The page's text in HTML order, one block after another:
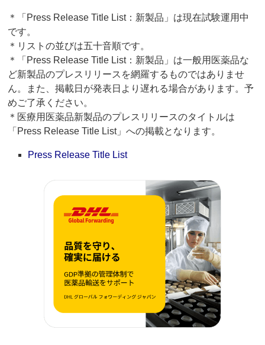
＊「Press Release Title List：新製品」は現在試験運用中
です。
＊リストの並びは五十音順です。
＊「Press Release Title List：新製品」は一般用医薬品な
ど新製品のプレスリリースを網羅するものではありませ
ん。また、掲載日が発表日より遅れる場合があります。予
めご了承ください。
＊医療用医薬品新製品のプレスリリースのタイトルは
「Press Release Title List」への掲載となります。
Press Release Title List